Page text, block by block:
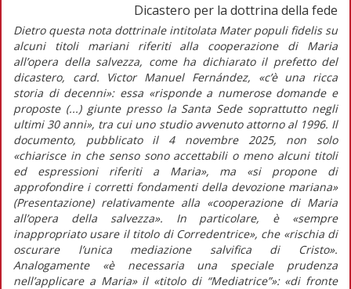
Dicastero per la dottrina della fede
Dietro questa nota dottrinaleintitolata Mater populi fidelis su
alcuni titoli mariani riferiti alla cooperazione di Maria
all’opera della salvezza, come ha dichiarato il prefetto del
dicastero, card. Victor Manuel Fernández, «c’è una ricca
storia di decenni»: essa«risponde a numerose domande e
proposte (...) giunte presso la Santa Sede soprattutto negli
ultimi 30 anni», tra cui uno studio avvenuto attorno al 1996. Il
documento, pubblicato il 4 novembre 2025, non solo
«chiarisce in che senso sono accettabili o meno alcuni titoli
ed espressioni riferiti a Maria», ma «si propone di
approfondire i corretti fondamenti della devozione mariana»
(Presentazione) relativamente alla «cooperazione di Maria
all’opera della salvezza». In particolare, è«sempre
inappropriato usare il titolo di Corredentrice», che«rischia di
oscurare l’unica mediazione salvifica di Cristo».
Analogamente«è necessaria una speciale prudenza
nell’applicare a Maria» il«titolo di “Mediatrice”»: «di fronte